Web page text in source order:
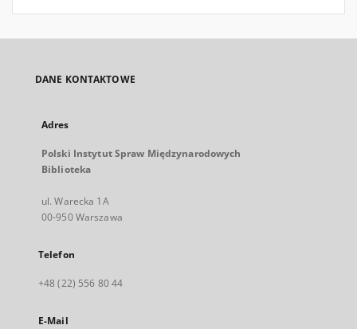
DANE KONTAKTOWE
Adres
Polski Instytut Spraw Międzynarodowych
Biblioteka
ul. Warecka 1A
00-950 Warszawa
Telefon
+48 (22) 556 80 44
E-Mail